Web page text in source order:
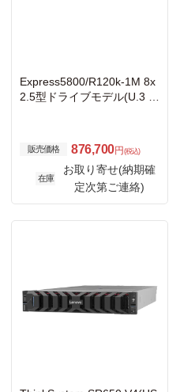
Express5800/R120k-1M 8x
2.5型ドライブモデル(U.3 N
販売価格 876,700円 (税込)
在庫
お取り寄せ(納期確
定次第ご連絡)